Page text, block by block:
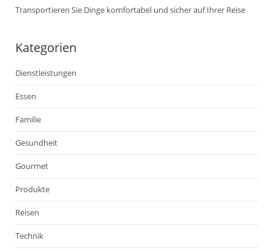
Transportieren Sie Dinge komfortabel und sicher auf Ihrer Reise
Kategorien
Dienstleistungen
Essen
Familie
Gesundheit
Gourmet
Produkte
Reisen
Technik